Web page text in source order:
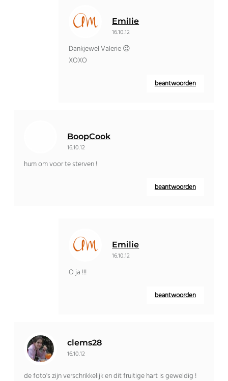
Emilie
16.10.12
Dankjewel Valerie 😉
XOXO
beantwoorden
BoopCook
16.10.12
hum om voor te sterven !
beantwoorden
Emilie
16.10.12
O ja !!!
beantwoorden
clems28
16.10.12
de foto's zijn verschrikkelijk en dit fruitige hart is geweldig !